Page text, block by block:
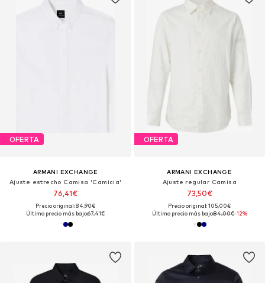
OFERTA
ARMANI EXCHANGE
Ajuste estrecho Camisa 'Camicia'
76,41€
Precio original: 84,90€
Último precio más bajo:67,41€
OFERTA
ARMANI EXCHANGE
Ajuste regular Camisa
73,50€
Precio original: 105,00€
Último precio más bajo:84,00€-12%